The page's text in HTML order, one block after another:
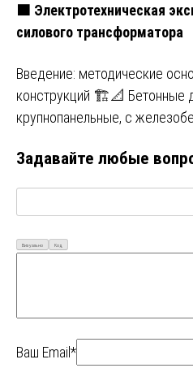
🟧 Электротехническая
силового трансформатора
Введение: методические
конструкций 🏗️📐 Бетонные
крупнопанельные, с железобе…
Задавайте любые
Визуально Код
Ваш Email*